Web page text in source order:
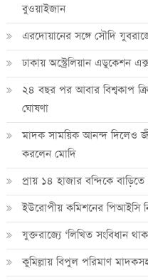
বুওয়াইজান
এরদোয়ানের সঙ্গে সৌদি
ঢাকায় অস্ট্রেলিয়ান এডুকেশন
২৪ বছর পর আবার বিশ্বকাপ
ঘোষণা
মাদক সাময়িক আনন্দ দিলেও
করলেন মোদি
প্রায় ১৪ হাজার বন্দিকে
ইউরোপীয় কমিশনের পিআইসি
যুক্তরাজ্যে ‘লিখিত সংবিধান
কুমিল্লায় বিপুল পরিমাণ মাদকসহ